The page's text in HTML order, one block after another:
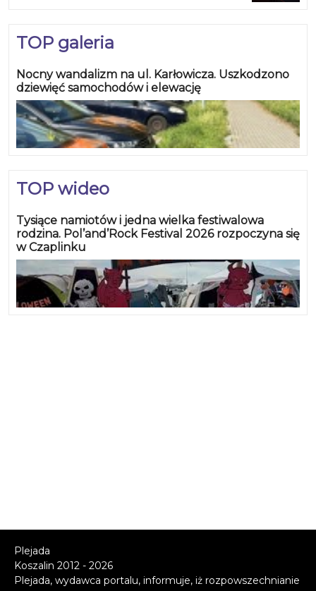
TOP galeria
Nocny wandalizm na ul. Karłowicza. Uszkodzono
dziewięć samochodów i elewację
TOP wideo
Tysiące namiotów i jedna wielka festiwalowa
rodzina. Pol’and’Rock Festival 2026 rozpoczyna się
w Czaplinku
Plejada
Koszalin 2012 - 2026
Plejada, wydawca portalu, informuje, iż rozpowszechnianie